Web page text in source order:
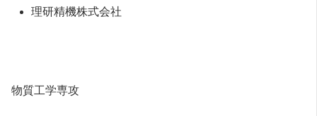
理研精機株式会社
物質工学専攻